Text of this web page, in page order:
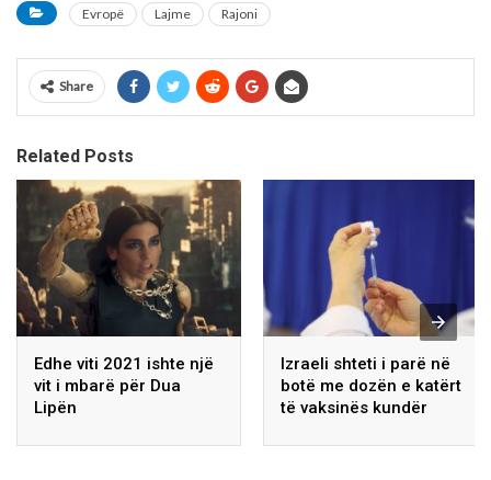
Evropë Lajme Rajoni
Share
Related Posts
Edhe viti 2021 ishte një
vit i mbarë për Dua
Lipën
Izraeli shteti i parë në
botë me dozën e katërt
të vaksinës kundër